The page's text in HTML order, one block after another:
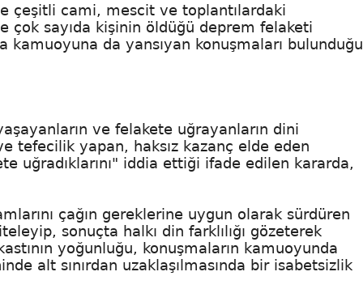
çeşitli cami, mescit ve toplantılardaki
çok sayıda kişinin öldüğü deprem felaketi
kamuoyuna da yansıyan konuşmaları bulunduğu
ve felakete uğrayanların dini
tefecilik yapan, haksız kazanç elde eden
uğradıklarını" iddia ettiği ifade edilen kararda,
çağın gereklerine uygun olarak sürdüren
sonuçta halkı din farklılığı gözeterek
yoğunluğu, konuşmaların kamuoyunda
alt sınırdan uzaklaşılmasında bir isabetsizlik